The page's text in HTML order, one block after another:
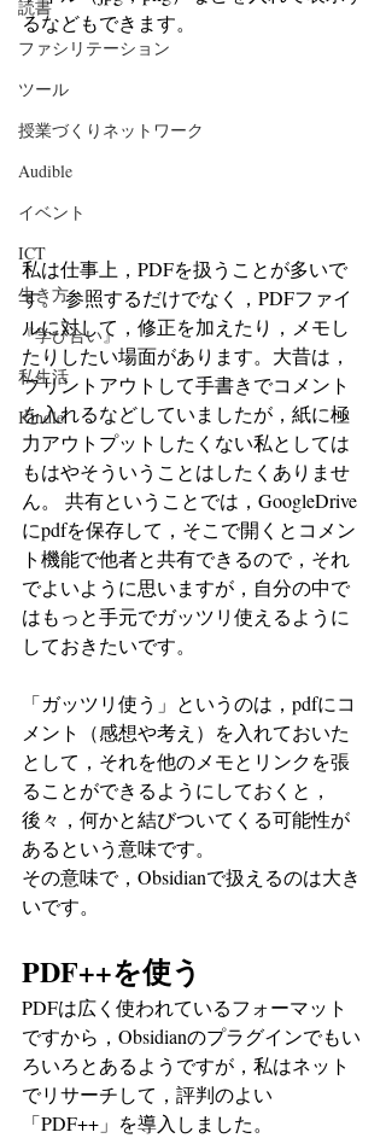
読書
ファシリテーション
ツール
授業づくりネットワーク
Audible
イベント
ICT
生き方
『学び合い』
私生活
Kindle
るなどもできます。
私は仕事上，PDFを扱うことが多いで
す。 参照するだけでなく，PDFファイ
ルに対して，修正を加えたり，メモし
たりしたい場面があります。大昔は，
プリントアウトして手書きでコメント
を入れるなどしていましたが，紙に極
力アウトプットしたくない私としては
もはやそういうことはしたくありませ
ん。 共有ということでは，GoogleDrive
にpdfを保存して，そこで開くとコメン
ト機能で他者と共有できるので，それ
でよいように思いますが，自分の中で
はもっと手元でガッツリ使えるように
しておきたいです。
「ガッツリ使う」というのは，pdfにコ
メント（感想や考え）を入れておいた
として，それを他のメモとリンクを張
ることができるようにしておくと，
後々，何かと結びついてくる可能性が
あるという意味です。
その意味で，Obsidianで扱えるのは大き
いです。
PDF++を使う
PDFは広く使われているフォーマット
ですから，Obsidianのプラグインでもい
ろいろとあるようですが，私はネット
でリサーチして，評判のよい
「PDF++」を導入しました。